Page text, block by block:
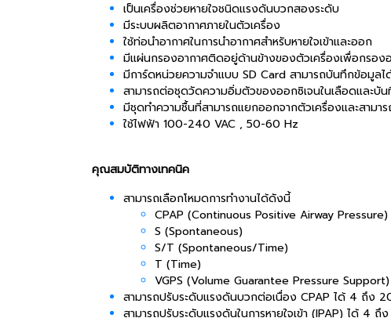
เป็นเครื่องช่วยหายใจชนิดแรงดันบวกสองระดับ
มีระบบผลิตอากาศภายในตัวเครื่อง
ใช้ท่อนำอากาศในการนำอากาศสำหรับหายใจเข้าและออก
มีแผ่นกรองอากาศติดอยู่ด้านข้างของตัวเครื่องเพื่อกรอง
มีการ์ดหน่วยความจำแบบ SD Card สามารถบันทึกข้อมูล
สามารถต่อชุดวัดความอิ่มตัวของออกซิเจนในเลือดและบั
มีชุดทำความชื้นที่สามารถแยกออกจากตัวเครื่องและสามา
ใช้ไฟฟ้า 100-240 VAC , 50-60 Hz
คุณสมบัติทางเทคนิค
สามารถเลือกโหมดการทำงานได้ดังนี้
CPAP (Continuous Positive Airway Pressure)
S (Spontaneous)
S/T (Spontaneous/Time)
T (Time)
VGPS (Volume Guarantee Pressure Support)
สามารถปรับระดับแรงดันบวกต่อเนื่อง CPAP ได้ 4 ถึง
สามารถปรับระดับแรงดันในการหายใจเข้า (IPAP) ได้ 4